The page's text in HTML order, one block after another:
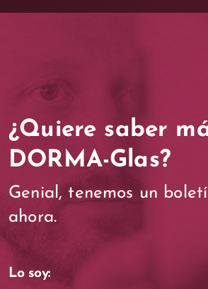
¿Quiere saber
DORMA-Glas?
Genial, tenemos un
ahora.
Lo soy: